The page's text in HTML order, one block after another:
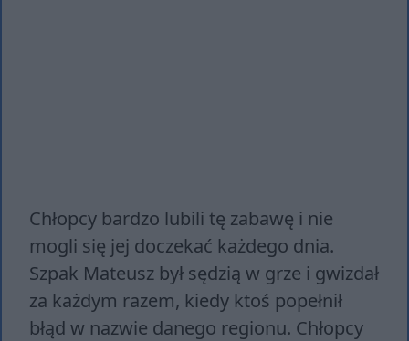
Chłopcy bardzo lubili tę zabawę i nie
mogli się jej doczekać każdego dnia.
Szpak Mateusz był sędzią w grze i gwizdał
za każdym razem, kiedy ktoś popełnił
błąd w nazwie danego regionu. Chłopcy